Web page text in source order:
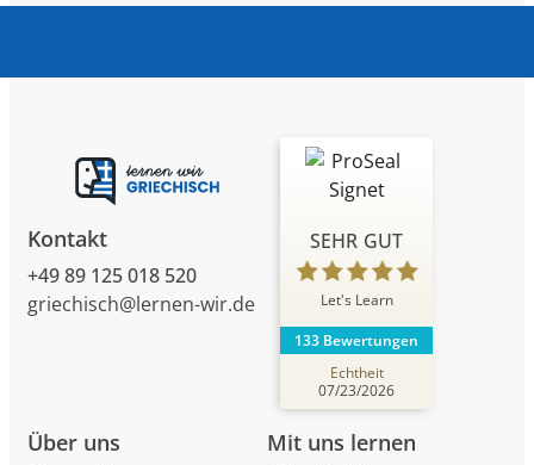
Kontakt
+49 89 125 018 520
griechisch@lernen-wir.de
Über uns Mit uns lernen
SEHR GUT
Let's Learn
133 Bewertungen
Echtheit
07/23/2026